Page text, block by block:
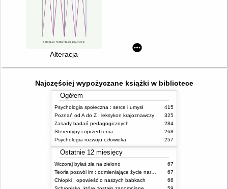
Alteracja
Najczęściej wypożyczane książki w bibliotece
Ogółem
Psychologia społeczna : serce i umysł
415
Poznań od A do Z : leksykon krajoznawczy
325
Zasady badań pedagogicznych
284
Stereotypy i uprzedzenia
268
Psychologia rozwoju człowieka
257
Ostatnie 12 miesięcy
Wczoraj byłaś zła na zielono
67
Teoria pozwól im : odmieniające życie narzędzie, o którym mówią miliony ludzi
67
Chłopki : opowieść o naszych babkach
66